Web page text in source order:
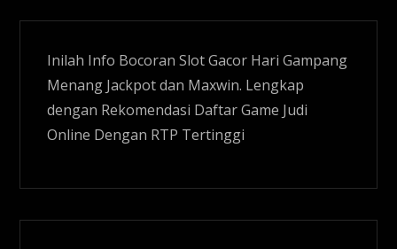
Inilah Info BocoranSlot Gacor Hari Gampang
Menang Jackpot dan Maxwin. Lengkap
dengan Rekomendasi Daftar Game Judi
Online Dengan RTP Tertinggi